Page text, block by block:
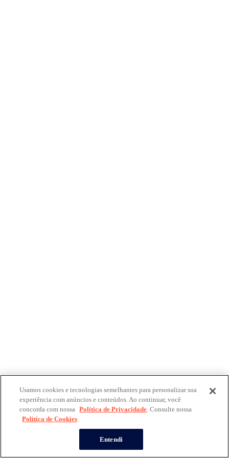
Usamos cookies e tecnologias semelhantes para personalizar sua
experiência com anúncios e conteúdos. Ao continuar, você
concorda com nossa Política de Privacidade. Consulte nossa
Política de Cookies
Entendi